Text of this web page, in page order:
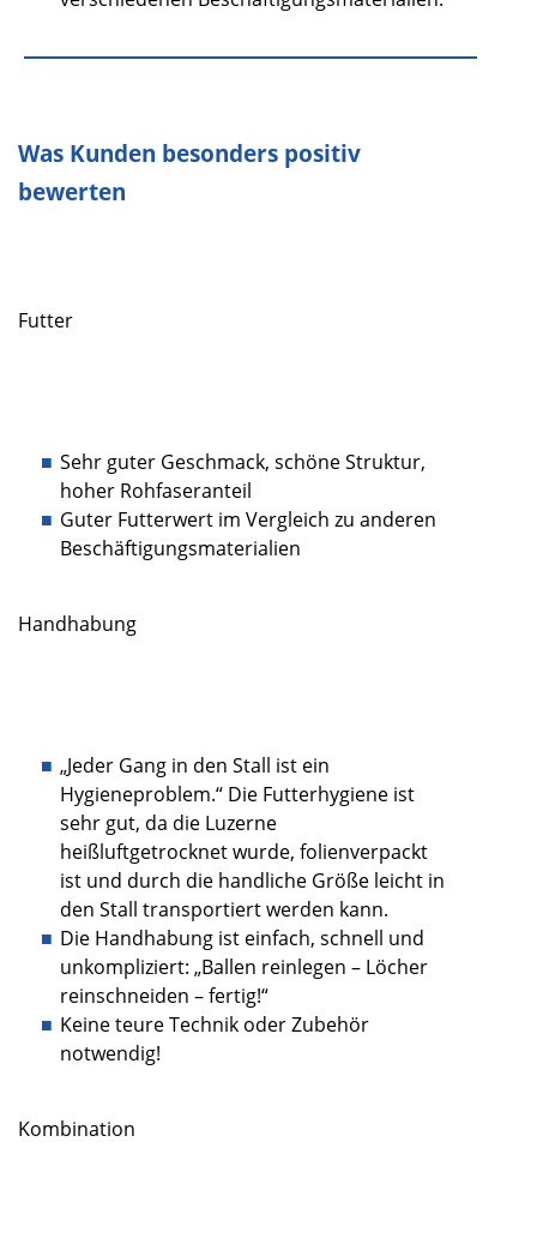
Was Kunden besonders positiv
bewerten
Futter
Sehr guter Geschmack, schöne Struktur,
hoher Rohfaseranteil
Guter Futterwert im Vergleich zu anderen
Beschäftigungsmaterialien
Handhabung
„Jeder Gang in den Stall ist ein
Hygieneproblem.“ Die Futterhygiene ist
sehr gut, da die Luzerne
heißluftgetrocknet wurde, folienverpackt
ist und durch die handliche Größe leicht in
den Stall transportiert werden kann.
Die Handhabung ist einfach, schnell und
unkompliziert: „Ballen reinlegen – Löcher
reinschneiden – fertig!“
Keine teure Technik oder Zubehör
notwendig!
Kombination